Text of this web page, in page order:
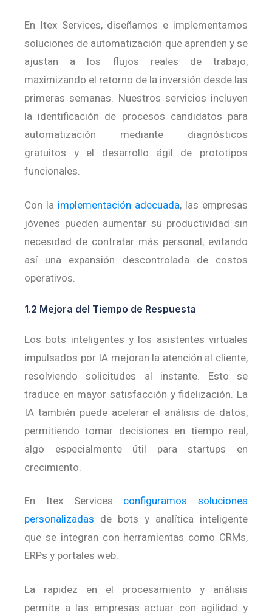
En Itex Services, diseñamos e implementamos
soluciones de automatización que aprenden y se
ajustan a los flujos reales de trabajo,
maximizando el retorno de la inversión desde las
primeras semanas. Nuestros servicios incluyen
la identificación de procesos candidatos para
automatización mediante diagnósticos
gratuitos y el desarrollo ágil de prototipos
funcionales.
Con la implementación adecuada, las empresas
jóvenes pueden aumentar su productividad sin
necesidad de contratar más personal, evitando
así una expansión descontrolada de costos
operativos.
1.2 Mejora del Tiempo de Respuesta
Los bots inteligentes y los asistentes virtuales
impulsados por IA mejoran la atención al cliente,
resolviendo solicitudes al instante. Esto se
traduce en mayor satisfacción y fidelización. La
IA también puede acelerar el análisis de datos,
permitiendo tomar decisiones en tiempo real,
algo especialmente útil para startups en
crecimiento.
En Itex Services configuramos soluciones
personalizadas de bots y analítica inteligente
que se integran con herramientas como CRMs,
ERPs y portales web.
La rapidez en el procesamiento y análisis
permite a las empresas actuar con agilidad y